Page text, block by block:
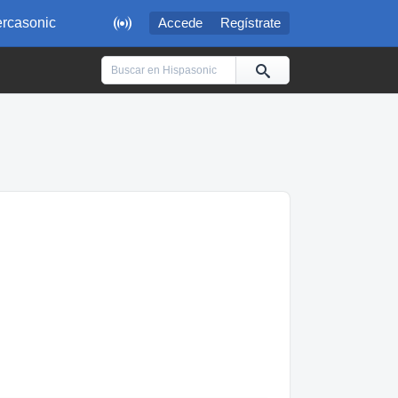
 Accede Regístrate